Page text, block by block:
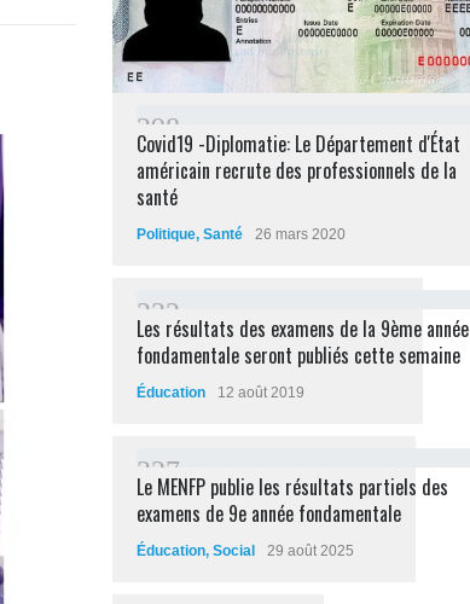
298
Covid19 -Diplomatie: Le Département d'État
américain recrute des professionnels de la
santé
Politique, Santé 26 mars 2020
232
Les résultats des examens de la 9ème année
fondamentale seront publiés cette semaine
Éducation 12 août 2019
227
Le MENFP publie les résultats partiels des
examens de 9e année fondamentale
Éducation, Social 29 août 2025